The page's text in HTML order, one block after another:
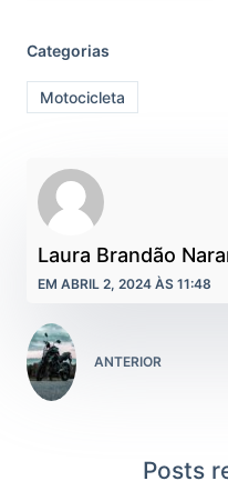
Categorias
Motocicleta
Laura Brandão
EM ABRIL 2, 2024 ÀS 11:48
ANTERIOR
Posts